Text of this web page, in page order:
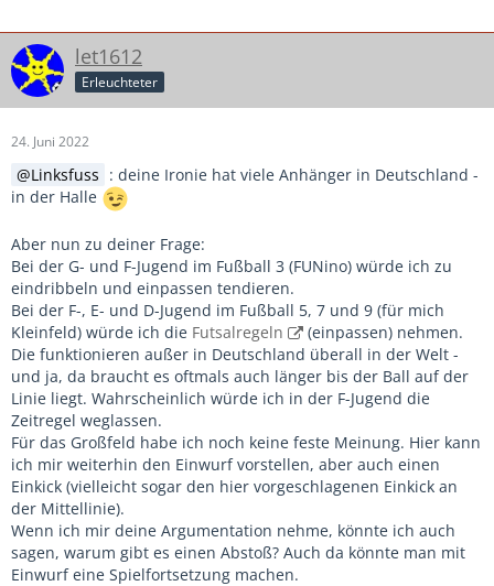
let1612
Erleuchteter
24. Juni 2022
Linksfuss : deine Ironie hat viele Anhänger in Deutschland -
in der Halle
Aber nun zu deiner Frage:
Bei der G- und F-Jugend im Fußball 3 (FUNino) würde ich zu
eindribbeln und einpassen tendieren.
Bei der F-, E- und D-Jugend im Fußball 5, 7 und 9 (für mich
Kleinfeld) würde ich die Futsalregeln
(einpassen) nehmen.
Die funktionieren außer in Deutschland überall in der Welt -
und ja, da braucht es oftmals auch länger bis der Ball auf der
Linie liegt. Wahrscheinlich würde ich in der F-Jugend die
Zeitregel weglassen.
Für das Großfeld habe ich noch keine feste Meinung. Hier kann
ich mir weiterhin den Einwurf vorstellen, aber auch einen
Einkick (vielleicht sogar den hier vorgeschlagenen Einkick an
der Mittellinie).
Wenn ich mir deine Argumentation nehme, könnte ich auch
sagen, warum gibt es einen Abstoß? Auch da könnte man mit
Einwurf eine Spielfortsetzung machen.